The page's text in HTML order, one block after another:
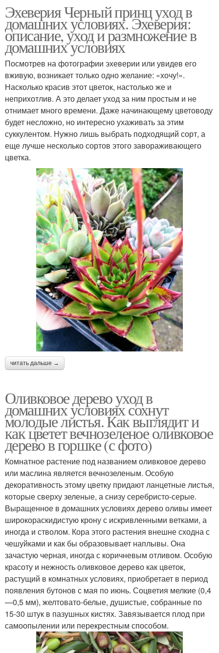
Эхеверия Черный принц уход в
домашних условиях. Эхеверия:
описание, уход и размножение в
домашних условиях
Посмотрев на фотографии эхеверии или увидев его
вживую, возникает только одно желание: «хочу!».
Насколько красив этот цветок, настолько же и
неприхотлив. А это делает уход за ним простым и не
отнимает много времени. Даже начинающему цветоводу
будет несложно, но интересно ухаживать за этим
суккулентом. Нужно лишь выбрать подходящий сорт, а
еще лучше несколько сортов этого завораживающего
цветка.
читать дальше →
Оливковое дерево уход в
домашних условиях сохнут
молодые листья. Как выглядит и
как цветет вечнозеленое оливковое
дерево в горшке (с фото)
Комнатное растение под названием оливковое дерево
или маслина является вечнозеленым. Особую
декоративность этому цветку придают ланцетные листья,
которые сверху зеленые, а снизу серебристо-серые.
Выращенное в домашних условиях дерево оливы имеет
широкораскидистую крону с искривленными ветками, а
иногда и стволом. Кора этого растения внешне сходна с
чешуйками и как бы образовывает наплывы. Она
зачастую черная, иногда с коричневым отливом. Особую
красоту и нежность оливковое дерево как цветок,
растущий в комнатных условиях, приобретает в период
появления бутонов с мая по июнь. Соцветия мелкие (0,4
—0,5 мм), желтовато-белые, душистые, собранные по
15-30 штук в пазушных кистях. Завязывается плод при
самоопылении или перекрестным способом.